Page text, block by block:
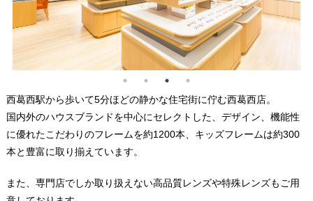
西葛西駅から歩いて5分ほどの静かな住宅街に佇む西葛西店。
国内外のハウスブランドを中心にセレクトした、デザイン、機能性
に優れたこだわりのフレームを約1200本、キッズフレームは約300
本と豊富に取り揃えています。
また、専門店でしか取り扱えない高品質レンズや特殊レンズもご用